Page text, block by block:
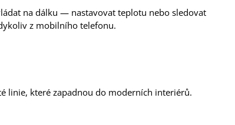
na dálku — nastavovat teplotu nebo sledovat
z mobilního telefonu.
linie, které zapadnou do moderních interiérů.